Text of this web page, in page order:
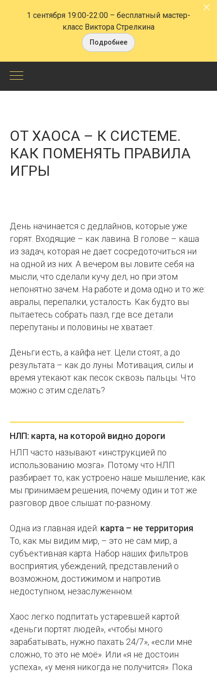
1 сентября 19:00-22:00 – бесплатный мастер-
класс Виктора Стрелкина
Подробнее
системе.
правила
игры
СПб
Центр
НЛП
ОТ ХАОСА – К СИСТЕМЕ.
КАК ПОМЕНЯТЬ ПРАВИЛА
ИГРЫ
День начинается с дедлайнов, которые уже
горят. Входящие – как лавина. В голове – каша
из задач, которая не дает сосредоточиться ни
на одной из них. А вечером вы ловите себя на
мысли, что сделали кучу дел, но при этом
непонятно зачем. На работе и дома одно и то же:
авралы, перепалки, усталость. Как будто вы
пытаетесь собрать пазл, где все детали
перепутаны и половины не хватает.
Деньги есть, а кайфа нет. Цели стоят, а до
результата – как до луны. Мотивация, силы и
время утекают как песок сквозь пальцы. Что
можно с этим сделать?
НЛП: карта, на которой видно дороги
НЛП часто называют «инструкцией по
использованию мозга». Потому что НЛП
разбирает то, как устроено наше мышление, как
мы принимаем решения, почему один и тот же
разговор двое слышат по-разному.
Одна из главная идей: карта – не территория
То, как мы видим мир, – это не сам мир, а
субъективная карта. Набор наших фильтров
восприятия, убеждений, представлений о
возможном, достижимом и напротив
недоступном, незаслуженном.
Хаос легко подпитать устаревшей картой:
«деньги портят людей», «чтобы много
зарабатывать, нужно пахать 24/7», «если мне
сложно, то это не моё». Или «я не достоин
успеха», «у меня никогда не получится». Пока